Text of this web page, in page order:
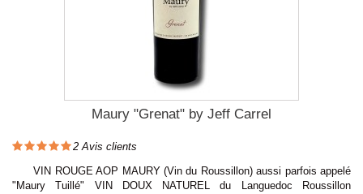
Maury "Grenat" by Jeff Carrel
2 Avis clients
VIN ROUGE AOP MAURY (Vin du Roussillon) aussi parfois appelé
"Maury Tuillé" VIN DOUX NATUREL du Languedoc Roussillon